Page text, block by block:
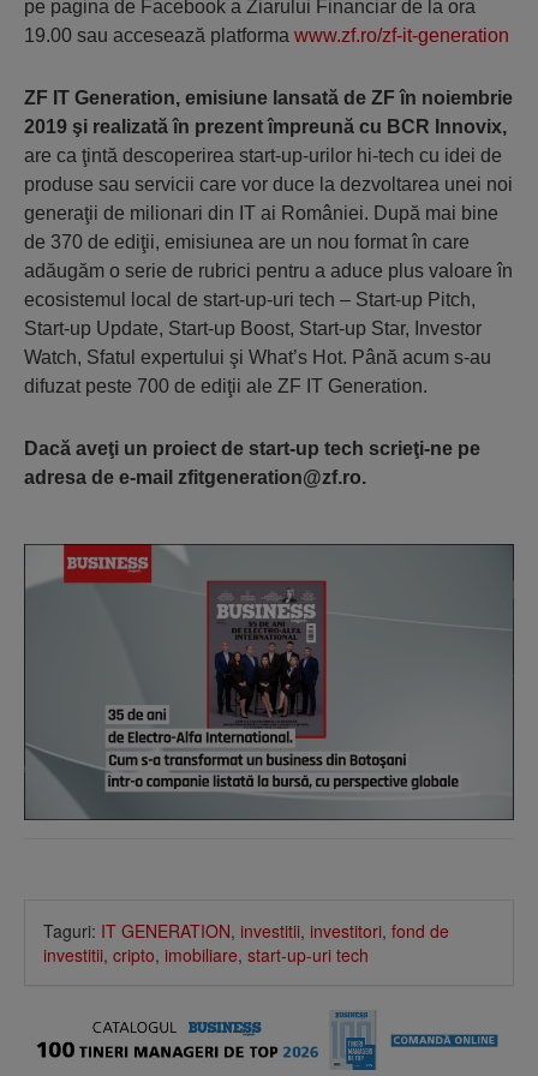
pe pagina de Facebook a Ziarului Financiar de la ora
19.00 sau accesează platforma www.zf.ro/zf-it-generation
ZF IT Generation, emisiune lansată de ZF în noiembrie
2019 şi realizată în prezent împreună cu BCR Innovix,
are ca ţintă descoperirea start-up-urilor hi-tech cu idei de
produse sau servicii care vor duce la dezvoltarea unei noi
generaţii de milionari din IT ai României. După mai bine
de 370 de ediţii, emisiunea are un nou format în care
adăugăm o serie de rubrici pentru a aduce plus valoare în
ecosistemul local de start-up-uri tech – Start-up Pitch,
Start-up Update, Start-up Boost, Start-up Star, Investor
Watch, Sfatul expertului şi What’s Hot. Până acum s-au
difuzat peste 700 de ediţii ale ZF IT Generation.
Dacă aveţi un proiect de start-up tech scrieţi-ne pe
adresa de e-mail zfitgeneration@zf.ro.
Taguri: IT GENERATION, investitii, investitori, fond de
investitii, cripto, imobiliare, start-up-uri tech